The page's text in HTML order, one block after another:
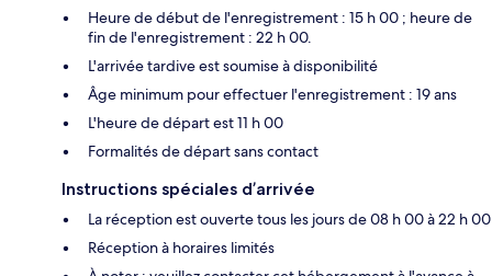
Heure de début de l'enregistrement : 15 h 00 ; heure de
fin de l'enregistrement : 22 h 00.
L'arrivée tardive est soumise à disponibilité
Âge minimum pour effectuer l'enregistrement : 19 ans
L'heure de départ est 11 h 00
Formalités de départ sans contact
Instructions spéciales d’arrivée
La réception est ouverte tous les jours de 08 h 00 à 22 h 00
Réception à horaires limités